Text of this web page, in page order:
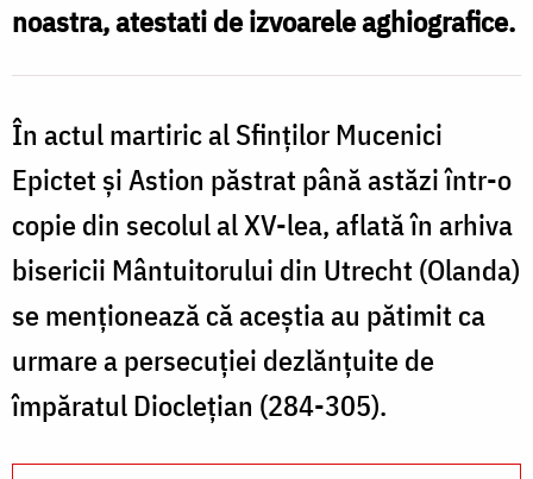
noastra, atestati de izvoarele aghiografice.
În actul martiric al Sfinților Mucenici
Epictet și Astion păstrat până astăzi într-o
copie din secolul al XV-lea, aflată în arhiva
bisericii Mântuitorului din Utrecht (Olanda)
se menționează că aceștia au pătimit ca
urmare a persecuției dezlănțuite de
împăratul Dioclețian (284-305).